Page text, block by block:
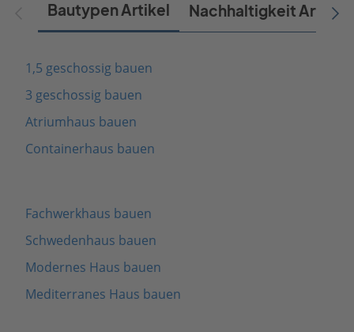
Bautypen Artikel Nachhaltigkeit Artikel
1,5 geschossig bauen
3 geschossig bauen
Atriumhaus bauen
Containerhaus bauen
Fachwerkhaus bauen
Schwedenhaus bauen
Modernes Haus bauen
Mediterranes Haus bauen